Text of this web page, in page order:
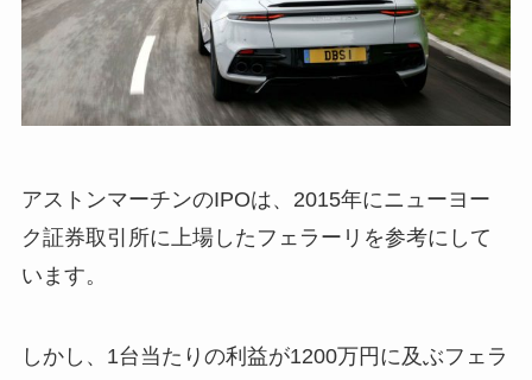
アストンマーチンのIPOは、2015年にニューヨー
ク証券取引所に上場したフェラーリを参考にして
います。
しかし、1台当たりの利益が1200万円に及ぶフェラ